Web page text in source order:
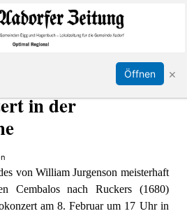
Online Anmelden Anmelden
in der
von William Jurgenson meisterhaft
Cembalos nach Ruckers (1680)
am 8. Februar um 17 Uhr in
Öffnen ×